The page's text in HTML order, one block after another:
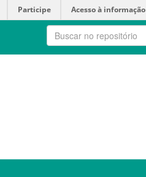
Participe Acesso à informação